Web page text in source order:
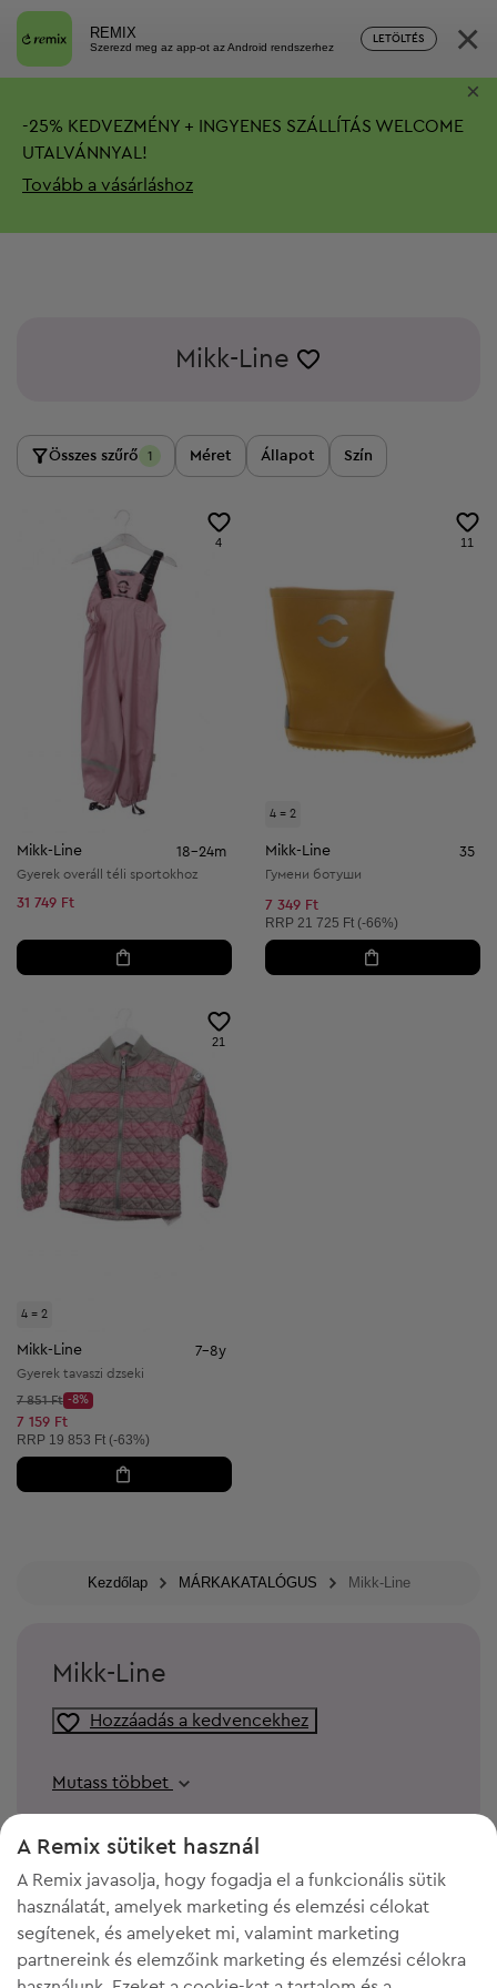
REMIX
Szerezd meg az app-ot az Android rendszerhez
LETÖLTÉS ×
-25% KEDVEZMÉNY + INGYENES SZÁLLÍTÁS WELCOME
UTALVÁNNYAL!
Tovább a vásárláshoz
×
Mikk-Line
Összes szűrő 1 Méret Állapot Szín
4
Mikk-Line 18-24m
Gyerek overáll téli sportokhoz
31 749 Ft
4 = 2
11
Mikk-Line 35
Гумени ботуши
7 349 Ft
Ajánlott ár:
RRP 21 725 Ft (-66%)
4 = 2
21
Mikk-Line 7-8y
Gyerek tavaszi dzseki
Kezdő ár:
7 851 Ft
Discount Price:
-8%
Csökkentett ár:
7 159 Ft
Ajánlott ár:
RRP 19 853 Ft (-63%)
Kezdőlap MÁRKAKATALÓGUS Mikk-Line
Mikk-Line
Hozzáadás a kedvencekhez
Mutass többet
A Remix sütiket használ
A Remix javasolja, hogy fogadja el a funkcionális sütik
használatát, amelyek marketing és elemzési célokat
segítenek, és amelyeket mi, valamint marketing
partnereink és elemzőink marketing és elemzési célokra